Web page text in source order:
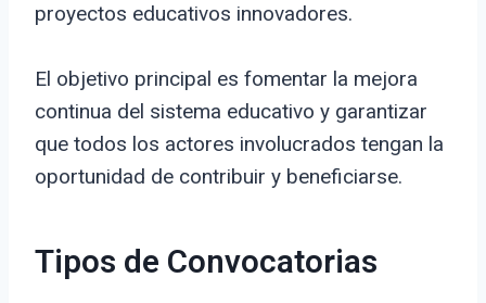
proyectos educativos innovadores.
El objetivo principal es fomentar la mejora
continua del sistema educativo y garantizar
que todos los actores involucrados tengan la
oportunidad de contribuir y beneficiarse.
Tipos de Convocatorias